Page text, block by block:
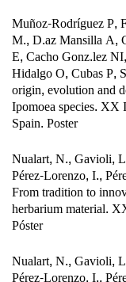
Muñoz-Rodríguez P,
M., D.az Mansilla A,
E, Cacho Gonz.lez
Hidalgo O, Cubas P,
origin, evolution and
Ipomoea species. XX
Spain. Poster
Nualart, N., Gavioli,
Pérez-Lorenzo, I.,
From tradition to
herbarium material.
Póster
Nualart, N., Gavioli,